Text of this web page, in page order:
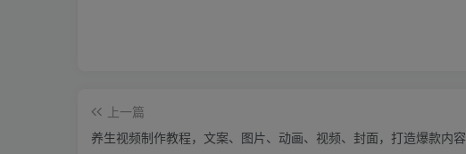
上一篇
养生视频制作教程，文案、图片、动画、视频、封面，打造爆款内容